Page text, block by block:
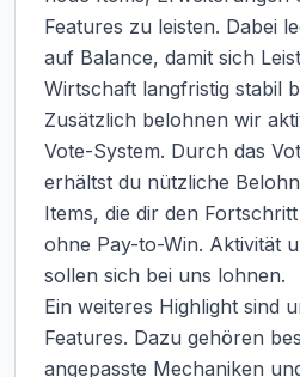
Features zu leisten. Dabei
auf Balance, damit sich
Wirtschaft langfristig stabil
Zusätzlich belohnen wir
Vote-System. Durch das
erhältst du nützliche
Items, die dir den
ohne Pay-to-Win. Aktivität
sollen sich bei uns lohnen.
Ein weiteres Highlight sind
Features. Dazu gehören
angepasste Mechaniken